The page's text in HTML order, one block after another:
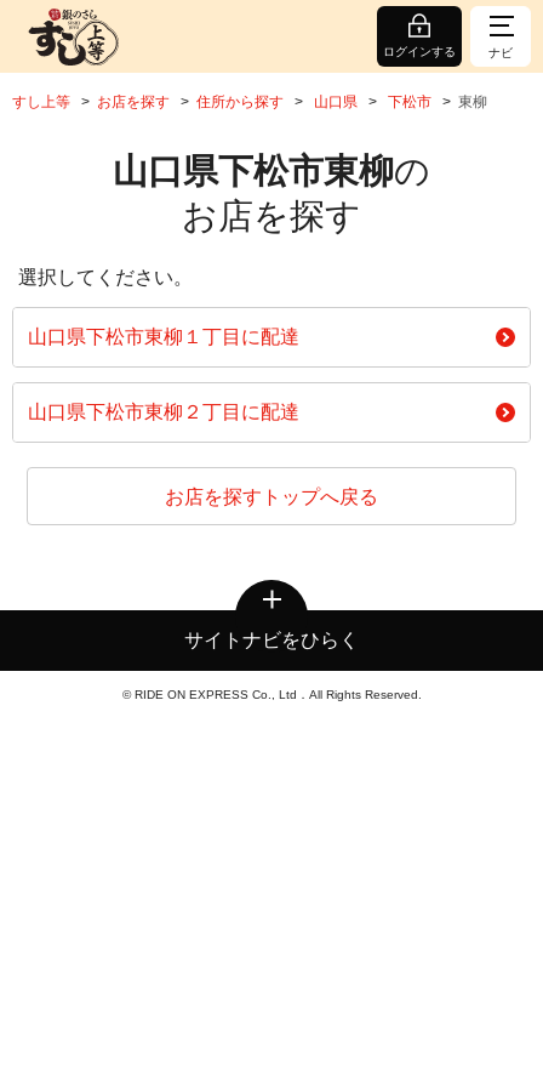
ログインする ナビ
すし上等 お店を探す 住所から探す 山口県 下松市 東柳
山口県下松市東柳の
お店を探す
選択してください。
山口県下松市東柳１丁目に配達
山口県下松市東柳２丁目に配達
お店を探すトップへ戻る
サイトナビをひらく
© RIDE ON EXPRESS Co., Ltd．All Rights Reserved.